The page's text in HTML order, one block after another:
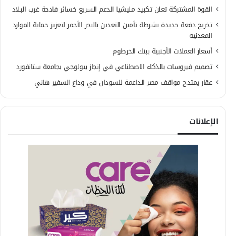
القوة المشتركة تعلن تكبيد مليشيا الدعم السريع خسائر فادحة غرب البلاد
تخريج دفعة جديدة بشرطة تأمين التعدين بالبحر الأحمر لتعزيز حماية الموارد
المعدنية
أسعار العملات الأجنبية ببنك الخرطوم
تصميم فيروسات بالذكاء الاصطناعي في إنجاز بيولوجي بجامعة ستانفورد
عقار يمتدح مواقف مصر الداعمة للسودان في وداع السفير هاني
الإعلانات